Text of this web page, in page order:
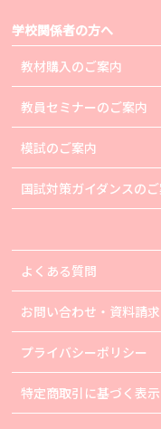
学校関係者の方へ
教材購入のご案内
教員セミナーのご案内
模試のご案内
国試対策ガイダンスの
よくある質問
お問い合わせ・資料請求
プライバシーポリシー
特定商取引に基づく表示